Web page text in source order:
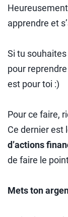
apprendre et
Si tu souhaites
pour
est pour toi :)
Pour ce faire,
Ce dernier est
d’actions
de faire le
Mets ton